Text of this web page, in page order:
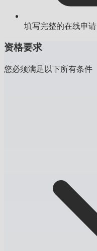
填写完整的在线申请
资格要求
您必须满足以下所有条件